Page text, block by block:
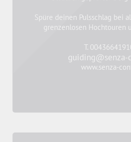
Spüre deinen Pulsschlag bei
grenzenlosen Hochtouren
T.
guiding@senza-
www.senza-